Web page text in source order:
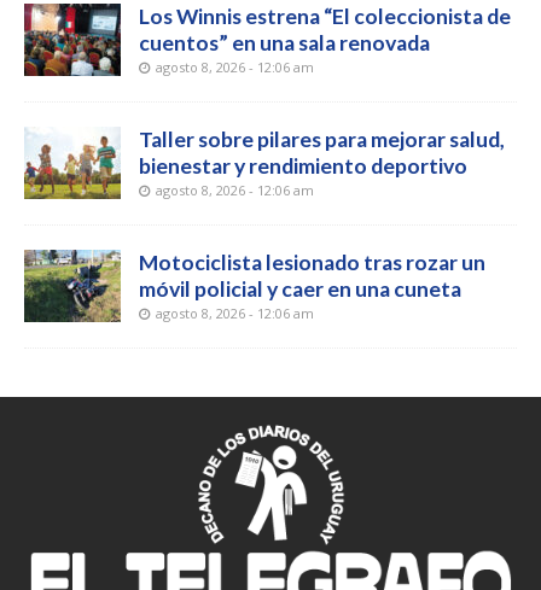
Los Winnis estrena “El coleccionista de
cuentos” en una sala renovada
agosto 8, 2026 - 12:06 am
Taller sobre pilares para mejorar salud,
bienestar y rendimiento deportivo
agosto 8, 2026 - 12:06 am
Motociclista lesionado tras rozar un
móvil policial y caer en una cuneta
agosto 8, 2026 - 12:06 am